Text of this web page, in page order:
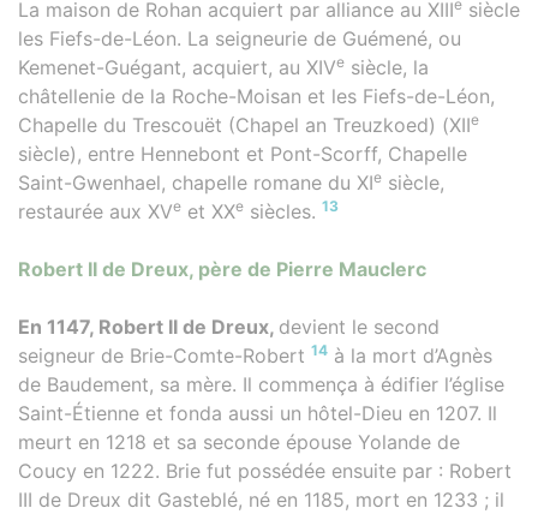
La maison de Rohan acquiert par alliance au XIIIe siècle
les Fiefs-de-Léon. La seigneurie de Guémené, ou
Kemenet-Guégant, acquiert, au XIVe siècle, la
châtellenie de la Roche-Moisan et les Fiefs-de-Léon,
Chapelle du Trescouët (Chapel an Treuzkoed) (XIIe
siècle), entre Hennebont et Pont-Scorff, Chapelle
Saint-Gwenhael, chapelle romane du XIe siècle,
restaurée aux XVe et XXe siècles. 13
Robert II de Dreux, père de Pierre Mauclerc
En 1147, Robert II de Dreux, devient le second
seigneur de Brie-Comte-Robert 14 à la mort d’Agnès
de Baudement, sa mère. Il commença à édifier l’église
Saint-Étienne et fonda aussi un hôtel-Dieu en 1207. Il
meurt en 1218 et sa seconde épouse Yolande de
Coucy en 1222. Brie fut possédée ensuite par : Robert
III de Dreux dit Gasteblé, né en 1185, mort en 1233 ; il